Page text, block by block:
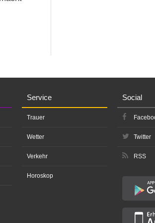
Service
Trauer
Wetter
Verkehr
Horoskop
Social
Twitter
RSS